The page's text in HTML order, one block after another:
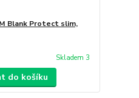
Blank Protect slim,
Skladem 3
do košíku